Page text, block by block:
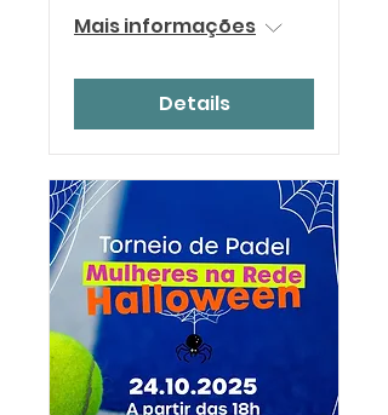
Mais informações
Details